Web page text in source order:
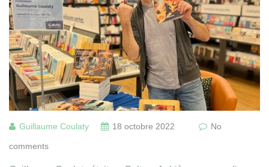
Guillaume Coulaty 18 octobre 2022 No
comments